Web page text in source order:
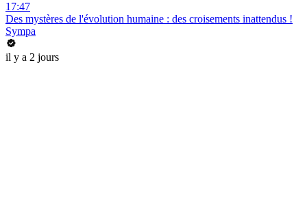
17:47
Des mystères de l'évolution humaine : des croisements inattendus !
Sympa
il y a 2 jours